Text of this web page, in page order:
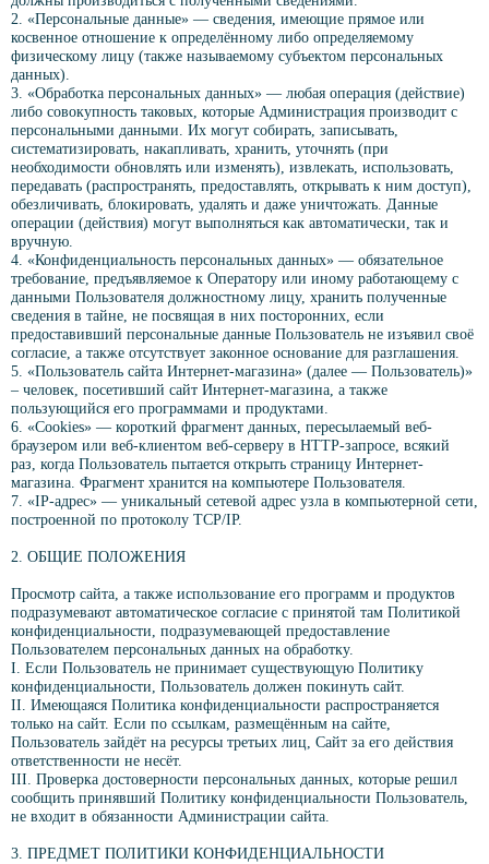
2. «Персональные данные» — сведения, имеющие прямое или
косвенное отношение к определённому либо определяемому
физическому лицу (также называемому субъектом персональных
данных).
3. «Обработка персональных данных» — любая операция (действие)
либо совокупность таковых, которые Администрация производит с
персональными данными. Их могут собирать, записывать,
систематизировать, накапливать, хранить, уточнять (при
необходимости обновлять или изменять), извлекать, использовать,
передавать (распространять, предоставлять, открывать к ним доступ),
обезличивать, блокировать, удалять и даже уничтожать. Данные
операции (действия) могут выполняться как автоматически, так и
вручную.
4. «Конфиденциальность персональных данных» — обязательное
требование, предъявляемое к Оператору или иному работающему с
данными Пользователя должностному лицу, хранить полученные
сведения в тайне, не посвящая в них посторонних, если
предоставивший персональные данные Пользователь не изъявил своё
согласие, а также отсутствует законное основание для разглашения.
5. «Пользователь сайта Интернет-магазина» (далее — Пользователь)»
– человек, посетивший сайт Интернет-магазина, а также
пользующийся его программами и продуктами.
6. «Cookies» — короткий фрагмент данных, пересылаемый веб-
браузером или веб-клиентом веб-серверу в HTTP-запросе, всякий
раз, когда Пользователь пытается открыть страницу Интернет-
магазина. Фрагмент хранится на компьютере Пользователя.
7. «IP-адрес» — уникальный сетевой адрес узла в компьютерной сети,
построенной по протоколу TCP/IP.
2. ОБЩИЕ ПОЛОЖЕНИЯ
Просмотр сайта, а также использование его программ и продуктов
подразумевают автоматическое согласие с принятой там Политикой
конфиденциальности, подразумевающей предоставление
Пользователем персональных данных на обработку.
I. Если Пользователь не принимает существующую Политику
конфиденциальности, Пользователь должен покинуть сайт.
II. Имеющаяся Политика конфиденциальности распространяется
только на сайт. Если по ссылкам, размещённым на сайте,
Пользователь зайдёт на ресурсы третьих лиц, Сайт за его действия
ответственности не несёт.
III. Проверка достоверности персональных данных, которые решил
сообщить принявший Политику конфиденциальности Пользователь,
не входит в обязанности Администрации сайта.
3. ПРЕДМЕТ ПОЛИТИКИ КОНФИДЕНЦИАЛЬНОСТИ